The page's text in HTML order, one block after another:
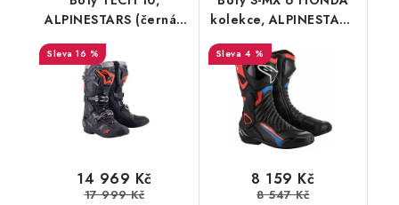
ALPINESTARS (černá/
2025
16 %
14 969 Kč
17 999 Kč
kolekce, ALPINESTARS
červená/modrá/bílá)
4 %
8 159 Kč
8 547 Kč